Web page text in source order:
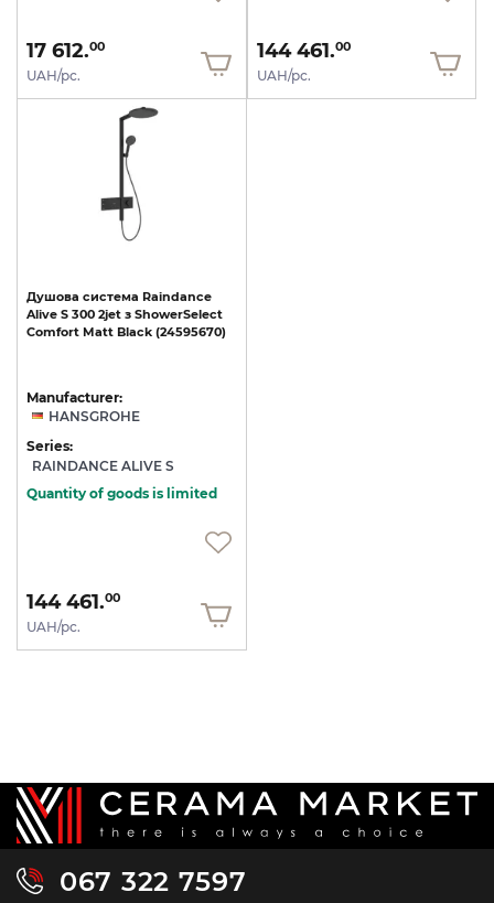
17 612.00
UAH/pc.
144 461.00
UAH/pc.
Душова система Raindance
Alive S 300 2jet з ShowerSelect
Comfort Matt Black (24595670)
Manufacturer:
HANSGROHE
Series:
RAINDANCE ALIVE S
Quantity of goods is limited
144 461.00
UAH/pc.
067 322 7597